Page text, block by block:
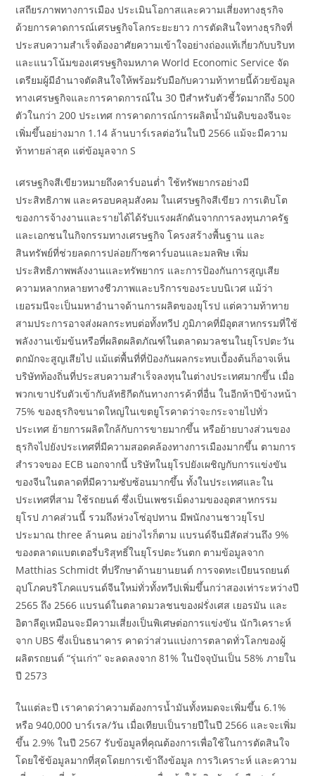
เสถียรภาพทางการเมือง ประเมินโอกาสและความเสี่ยงทางธุรกิจ
ด้วยการคาดการณ์เศรษฐกิจโลกระยะยาว การตัดสินใจทางธุรกิจที่
ประสบความสำเร็จต้องอาศัยความเข้าใจอย่างถ่องแท้เกี่ยวกับบริบท
และแนวโน้มของเศรษฐกิจมหภาค World Economic Service จัด
เตรียมผู้มีอำนาจตัดสินใจให้พร้อมรับมือกับความท้าทายนี้ด้วยข้อมูล
ทางเศรษฐกิจและการคาดการณ์ใน 30 ปีสำหรับตัวชี้วัดมากถึง 500
ตัวในกว่า 200 ประเทศ การคาดการณ์การผลิตน้ำมันดิบของจีนจะ
เพิ่มขึ้นอย่างมาก 1.14 ล้านบาร์เรลต่อวันในปี 2566 แม้จะมีความ
ท้าทายล่าสุด แต่ข้อมูลจาก S
เศรษฐกิจสีเขียวหมายถึงคาร์บอนต่ำ ใช้ทรัพยากรอย่างมี
ประสิทธิภาพ และครอบคลุมสังคม ในเศรษฐกิจสีเขียว การเติบโต
ของการจ้างงานและรายได้ได้รับแรงผลักดันจากการลงทุนภาครัฐ
และเอกชนในกิจกรรมทางเศรษฐกิจ โครงสร้างพื้นฐาน และ
สินทรัพย์ที่ช่วยลดการปล่อยก๊าซคาร์บอนและมลพิษ เพิ่ม
ประสิทธิภาพพลังงานและทรัพยากร และการป้องกันการสูญเสีย
ความหลากหลายทางชีวภาพและบริการของระบบนิเวศ แม้ว่า
เยอรมนีจะเป็นมหาอำนาจด้านการผลิตของยุโรป แต่ความท้าทาย
สามประการอาจส่งผลกระทบต่อทั้งทวีป ภูมิภาคที่มีอุตสาหกรรมที่ใช้
พลังงานเข้มข้นหรือที่ผลิตผลิตภัณฑ์ในตลาดมวลชนในยุโรปตะวัน
ตกมักจะสูญเสียไป แม้แต่พื้นที่ที่ป้องกันผลกระทบเบื้องต้นก็อาจเห็น
บริษัทท้องถิ่นที่ประสบความสำเร็จลงทุนในต่างประเทศมากขึ้น เมื่อ
พวกเขาปรับตัวเข้ากับลัทธิกีดกันทางการค้าที่อื่น ในอีกห้าปีข้างหน้า
75% ของธุรกิจขนาดใหญ่ในเขตยูโรคาดว่าจะกระจายไปทั่ว
ประเทศ ย้ายการผลิตใกล้กับการขายมากขึ้น หรือย้ายบางส่วนของ
ธุรกิจไปยังประเทศที่มีความสอดคล้องทางการเมืองมากขึ้น ตามการ
สำรวจของ ECB นอกจากนี้ บริษัทในยุโรปยังเผชิญกับการแข่งขัน
ของจีนในตลาดที่มีความซับซ้อนมากขึ้น ทั้งในประเทศและใน
ประเทศที่สาม ใช้รถยนต์ ซึ่งเป็นเพชรเม็ดงามของอุตสาหกรรม
ยุโรป ภาคส่วนนี้ รวมถึงห่วงโซ่อุปทาน มีพนักงานชาวยุโรป
ประมาณ three ล้านคน อย่างไรก็ตาม แบรนด์จีนมีสัดส่วนถึง 9%
ของตลาดแบตเตอรี่บริสุทธิ์ในยุโรปตะวันตก ตามข้อมูลจาก
Matthias Schmidt ที่ปรึกษาด้านยานยนต์ การจดทะเบียนรถยนต์
อุปโภคบริโภคแบรนด์จีนใหม่ทั่วทั้งทวีปเพิ่มขึ้นกว่าสองเท่าระหว่างปี
2565 ถึง 2566 แบรนด์ในตลาดมวลชนของฝรั่งเศส เยอรมัน และ
อิตาลีดูเหมือนจะมีความเสี่ยงเป็นพิเศษต่อการแข่งขัน นักวิเคราะห์
จาก UBS ซึ่งเป็นธนาคาร คาดว่าส่วนแบ่งการตลาดทั่วโลกของผู้
ผลิตรถยนต์ “รุ่นเก่า” จะลดลงจาก 81% ในปัจจุบันเป็น 58% ภายใน
ปี 2573
ในแต่ละปี เราคาดว่าความต้องการน้ำมันทั้งหมดจะเพิ่มขึ้น 6.1%
หรือ 940,000 บาร์เรล/วัน เมื่อเทียบเป็นรายปีในปี 2566 และจะเพิ่ม
ขึ้น 2.9% ในปี 2567 รับข้อมูลที่คุณต้องการเพื่อใช้ในการตัดสินใจ
โดยใช้ข้อมูลมากที่สุดโดยการเข้าถึงข้อมูล การวิเคราะห์ และความ